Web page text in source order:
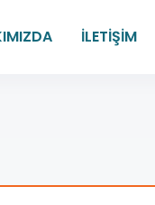
İLETİŞİM